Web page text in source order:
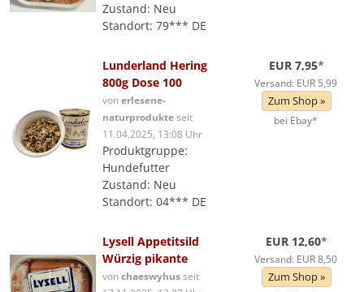
Zustand: Neu
Standort: 79*** DE
Lunderland Hering
800g Dose 100
vonerlesene-
naturprodukteseit
11.04.2025, 13:08 Uhr
Produktgruppe:
Hundefutter
Zustand: Neu
Standort: 04*** DE
EUR 7,95*
Versand: EUR 5,99
Zum Shop »
bei Ebay*
Lysell Appetitsild
Würzig pikante
vonchaeswyhusseit
EUR 12,60*
Versand: EUR 8,50
Zum Shop »